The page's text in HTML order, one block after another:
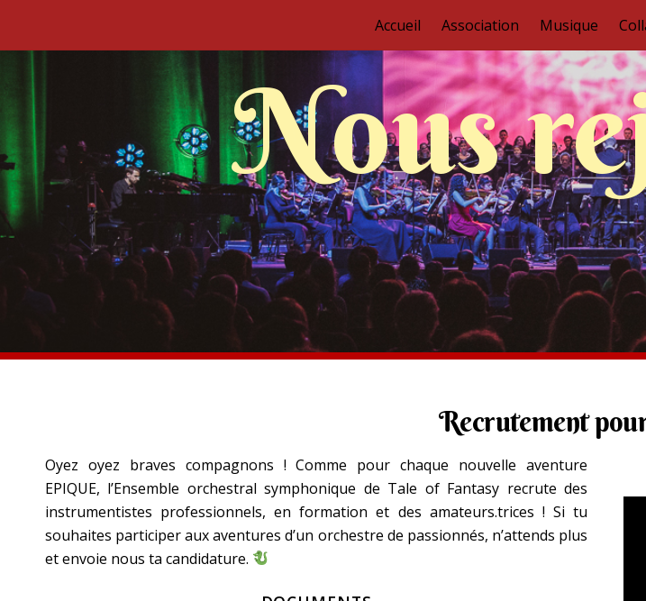
Accueil Association Musique
Nous
Recrutement
Oyez oyez braves compagnons ! Comme pour chaque nouvelle aventure
EPIQUE, l’Ensemble orchestral symphonique de Tale of Fantasy recrute des
instrumentistes professionnels, en formation et des amateurs.trices ! Si tu
souhaites participer aux aventures d’un orchestre de passionnés, n’attends plus
et envoie nous ta candidature.